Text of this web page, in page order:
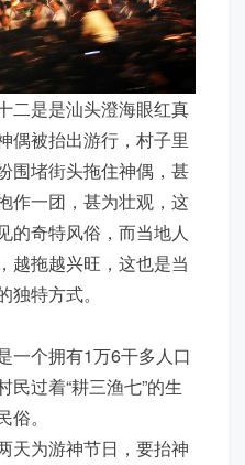
二是是汕头澄海眼红真
偶被抬出游行，村子里
围堵街头拖住神偶，甚
作一团，甚为壮观，这
的奇特风俗，而当地人
越拖越兴旺，这也是当
特方式。
一个拥有1万6干多人口
民过着“耕三渔七”的生
。
天为游神节日，要抬神